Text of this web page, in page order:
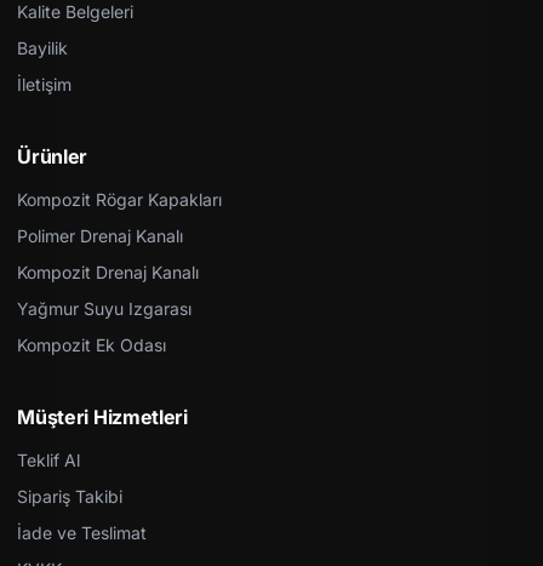
Kalite Belgeleri
Bayilik
İletişim
Ürünler
Kompozit Rögar Kapakları
Polimer Drenaj Kanalı
Kompozit Drenaj Kanalı
Yağmur Suyu Izgarası
Kompozit Ek Odası
Müşteri Hizmetleri
Teklif Al
Sipariş Takibi
İade ve Teslimat